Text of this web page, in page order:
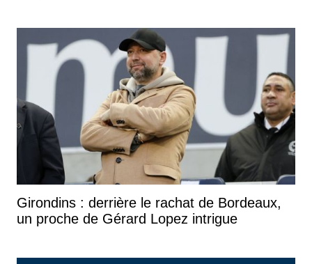
Girondins : derrière le rachat de Bordeaux,
un proche de Gérard Lopez intrigue